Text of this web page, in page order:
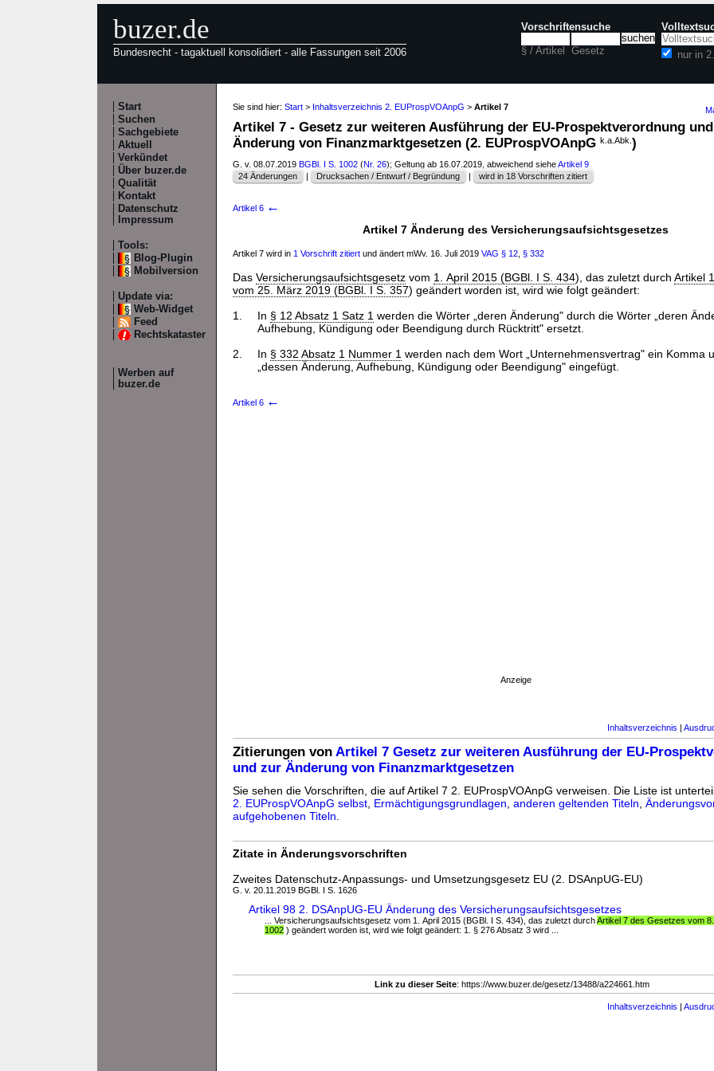
buzer.de
Bundesrecht - tagaktuell konsolidiert - alle Fassungen seit 2006
Vorschriftensuche
§ / Artikel Gesetz nur in
Start
Suchen
Sachgebiete
Aktuell
Verkündet
Über buzer.de
Qualität
Kontakt
Datenschutz
Impressum
Tools:
Blog-Plugin
Mobilversion
Update via:
Web-Widget
Feed
Rechtskataster
Werben auf
buzer.de
Sie sind hier: Start > Inhaltsverzeichnis 2. EUProspVOAnpG > Artikel 7
Artikel 7 - Gesetz zur weiteren Ausführung der EU-Prospektverordnung
Änderung von Finanzmarktgesetzen (2. EUProspVOAnpG k.a.Abk. )
G. v. 08.07.2019 BGBl. I S. 1002 (Nr. 26); Geltung ab 16.07.2019, abweichend sieheArtikel 9
24 Änderungen
| Drucksachen / Entwurf / Begründung | wird in 18 Vorschriften zitiert
Artikel 6 ←
Artikel 7 Änderung des Versicherungsaufsichtsgesetzes
Artikel 7 wird in 1 Vorschrift zitiert und ändert mWv. 16. Juli 2019 VAG § 12 § 332
Das Versicherungsaufsichtsgesetz vom 1. April 2015 (BGBl. I S. 434), das zuletzt durch Artikel
vom 25. März 2019 (BGBl. I S. 357) geändert worden ist, wird wie folgt geändert:
1.
In § 12 Absatz 1 Satz 1 werden die Wörter „deren Änderung" durch die Wörter „deren
Aufhebung, Kündigung oder Beendigung durch Rücktritt" ersetzt.
2.
In § 332 Absatz 1 Nummer 1 werden nach dem Wort „Unternehmensvertrag" ein Komma
„dessen Änderung, Aufhebung, Kündigung oder Beendigung" eingefügt.
Artikel 6 ←
Anzeige
Inhaltsverzeichnis |
Zitierungen von Artikel 7 Gesetz zur weiteren Ausführung der EU-
und zur Änderung von Finanzmarktgesetzen
Sie sehen die Vorschriften, die auf Artikel 7 2. EUProspVOAnpG verweisen. Die Liste ist
2. EUProspVOAnpG selbst Ermächtigungsgrundlagen anderen geltenden Titeln
aufgehobenen Titeln
Zitate in Änderungsvorschriften
Zweites Datenschutz-Anpassungs- und Umsetzungsgesetz EU (2. DSAnpUG-EU)
G. v. 20.11.2019 BGBl. I S. 1626
Artikel 98 2. DSAnpUG-EU Änderung des Versicherungsaufsichtsgesetzes
... Versicherungsaufsichtsgesetz vom 1. April 2015 (BGBl. I S. 434), das zuletzt durchArtikel 7 des Gesetzes vom
1002 ) geändert worden ist, wird wie folgt geändert: 1. § 276 Absatz 3 wird ...
Link zu dieser Seite: https://www.buzer.de/gesetz/13488/a224661.htm
Inhaltsverzeichnis |